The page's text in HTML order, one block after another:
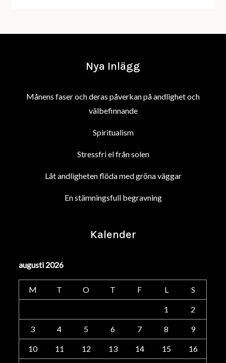
Nya Inlägg
Månens faser och deras påverkan på andlighet och
välbefinnande
Spiritualism
Stressfri el från solen
Låt andligheten flöda med gröna väggar
En stämningsfull begravning
Kalender
augusti 2026
M T O T F L S
1 2
3 4 5 6 7 8 9
10 11 12 13 14 15 16